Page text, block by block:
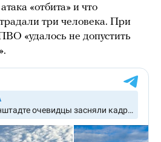
«отбита» и что
три человека. При
«удалось не допустить